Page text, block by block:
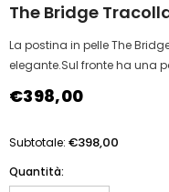
The Bridge
La postina in pelle The
elegante.Sul fronte ha una
€398,00
Subtotale: €398,00
Quantità: